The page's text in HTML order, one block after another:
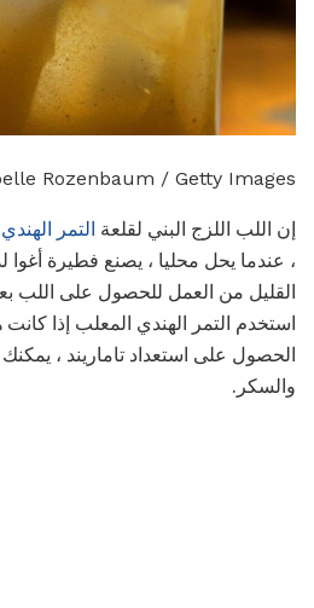
Rozenbaum / Getty Images
إن اللب اللزج البني لقلعة التمر الهندي
، عندما يحل محليا ، يصنع فطيرة أغوا
القليل من العمل للحصول على اللب
استخدم التمر الهندي المعلب إذا
الحصول على استعداد تاماريند ،
والسكر.